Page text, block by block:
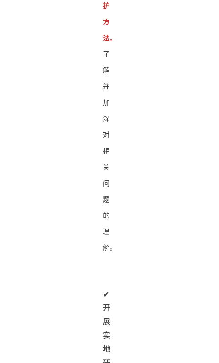
护
方
法。
了
解
并
加
深
对
相
关
问
题
的
理
解。
✔︎
开
展
实
地